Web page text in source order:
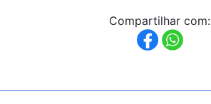
Compartilhar com: